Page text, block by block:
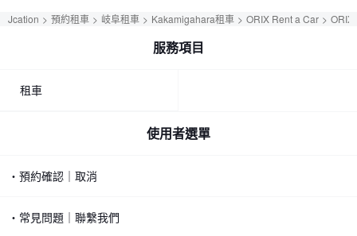
Jcation 預約租車 岐阜租車 Kakamigahara租車 ORIX Rent a Car ORIX
服務項目
租車
使用者選單
・預約確認｜取消
・常見問題｜聯繫我們